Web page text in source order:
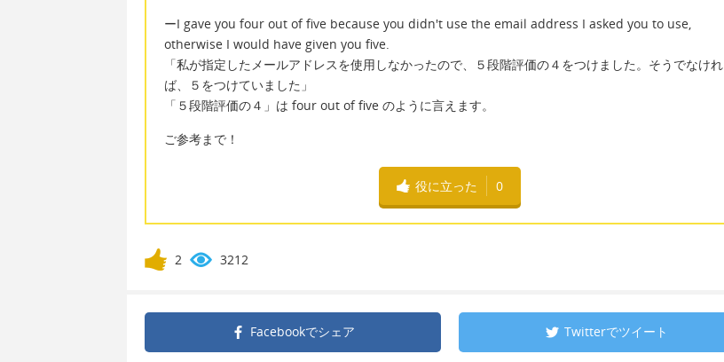
ーI gave you four out of five because you didn't use the email address I asked you to use,
otherwise I would have given you five.
「私が指定したメールアドレスを使用しなかったので、５段階評価の４をつけました。そうでなけれ
ば、５をつけていました」
「５段階評価の４」は four out of five のように言えます。
ご参考まで！
役に立った 0
2 3212
Facebookでシェア Twitterでツイート